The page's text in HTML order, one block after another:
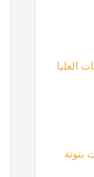
العليا
بنوتة